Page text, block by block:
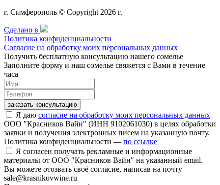
г. Симферополь © Copyright 2026 г.
Сделано в
Политика конфиденциальности
Согласие на обработку моих персональных данных
Получить бесплатную консультацию нашего сомелье
Заполните форму и наш сомелье свяжется с Вами в течение
часа
заказать консультацию
Я даю согласие на обработку моих персональных данных
ООО "Красников Вайн" (ИНН 9102061030) в целях обработки
заявки и получения электронных писем на указанную почту.
Политика конфиденциальности — по ссылке
Я согласен получать рекламные и информационные
материалы от ООО "Красников Вайн" на указанный email.
Вы можете отозвать своё согласие, написав на почту
sale@krasnikovwine.ru